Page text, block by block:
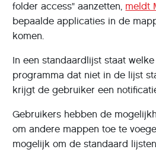
folder access" aanzetten, meldt
bepaalde applicaties in de
komen.
In een standaardlijst staat
programma dat niet in de lijst
krijgt de gebruiker een
Gebruikers hebben de
om andere mappen toe te
mogelijk om de standaard